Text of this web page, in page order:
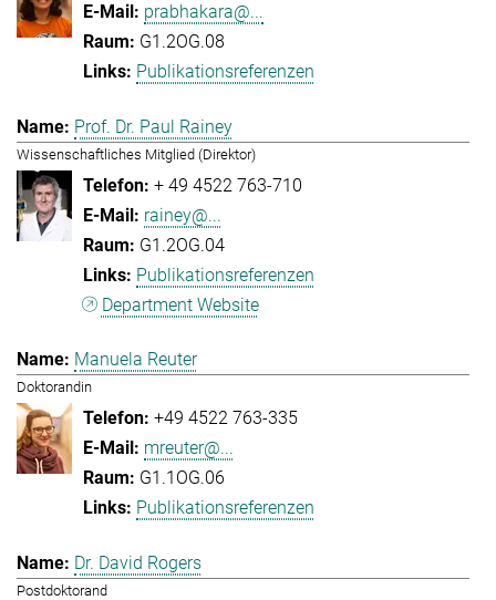
prabhakara@...
G1.2OG.08
Publikationsreferenzen
Prof. Dr. Paul Rainey
Wissenschaftliches Mitglied (Direktor)
+ 49 4522 763-710
rainey@...
G1.2OG.04
Publikationsreferenzen
Department Website
Manuela Reuter
Doktorandin
+49 4522 763-335
mreuter@...
G1.1OG.06
Publikationsreferenzen
Dr. David Rogers
Postdoktorand